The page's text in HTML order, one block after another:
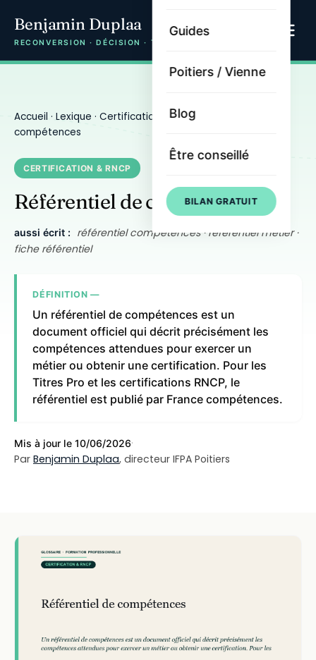
Benjamin Duplaa
RECONVERSION · DÉCISION · TRAJECTOIRE
Guides
Poitiers / Vienne
Blog
Être conseillé
BILAN GRATUIT
Accueil · Lexique · Certification & RNCP
compétences
CERTIFICATION & RNCP
Référentiel de compétences
aussi écrit :
référentiel compétences · référentiel métier ·
fiche référentiel
DÉFINITION —
Un référentiel de compétences est un
document officiel qui décrit précisément les
compétences attendues pour exercer un
métier ou obtenir une certification. Pour les
Titres Pro et les certifications RNCP, le
référentiel est publié par France compétences.
Mis à jour le 10/06/2026·
Par Benjamin Duplaa, directeur IFPA Poitiers